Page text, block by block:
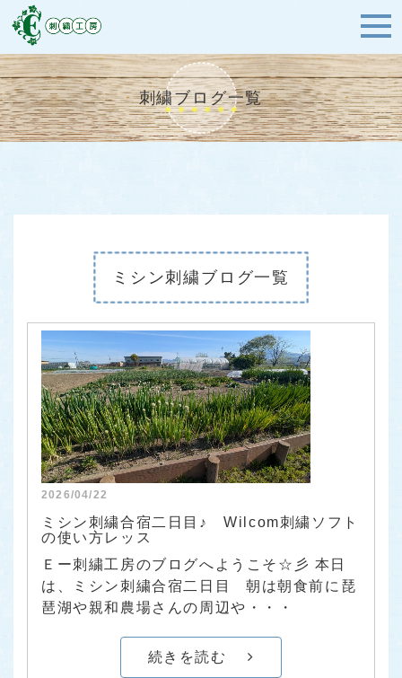
刺繍ブログ一覧
ミシン刺繍ブログ一覧
2026/04/22
ミシン刺繍合宿二日目♪ Wilcom刺繍ソフト
の使い方レッス
Ｅー刺繍工房のブログへようこそ☆彡 本日
は、ミシン刺繍合宿二日目 朝は朝食前に琵
琶湖や親和農場さんの周辺や・・・
続きを読む